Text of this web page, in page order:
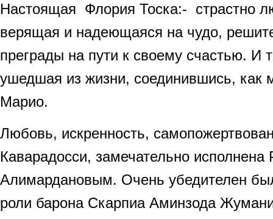
Настоящая Флория Тоска:- страстно
верящая и надеющаяся на чудо,
преграды на пути к своему счастью. И
ушедшая из жизни, соединившись, как
Марио.
Любовь, искренность,
Каварадосси, замечательно исполнена
Алимардановым. Очень убедителен
роли барона Скарпиа Аминзода